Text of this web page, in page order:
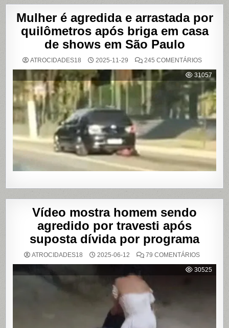
Mulher é agredida e arrastada por
quilômetros após briga em casa
de shows em São Paulo
ATROCIDADES18 2025-11-29 245 COMENTÁRIOSEM
É
E
POR
APÓS
BRIGA
EM
CASA
SHOWS
SÃO
PAULO
31057
Vídeo mostra homem sendo
agredido por travesti após
suposta dívida por programa
ATROCIDADES18 2025-06-12 79 COMENTÁRIOSEM
MOSTRA
HOMEM
30525